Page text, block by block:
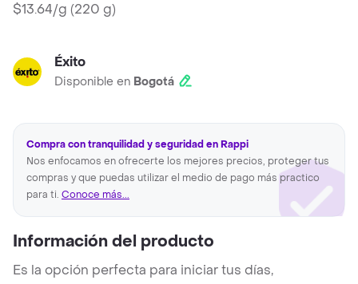
$13.64/g (220 g)
Éxito
Disponible en Bogotá
Compra con tranquilidad y seguridad en Rappi
Nos enfocamos en ofrecerte los mejores precios, proteger tus
compras y que puedas utilizar el medio de pago más practico
para ti. Conoce más...
Información del producto
Es la opción perfecta para iniciar tus días,